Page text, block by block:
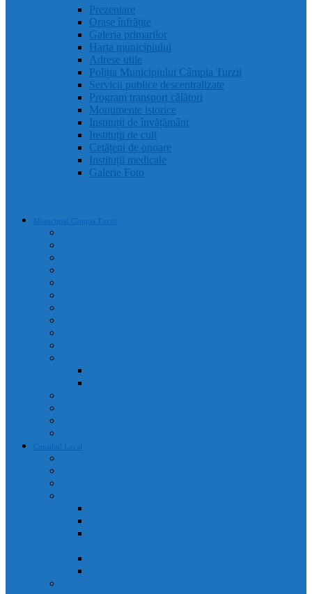
Prezentare
Orașe înfrățite
Galeria primarilor
Harta municipiului
Adrese utile
Poliția Municipiului Câmpia Turzii
Servicii publice descentralizate
Program transport călători
Monumente istorice
Instituții de învățământ
Instituții de cult
Cetățeni de onoare
Instituții medicale
Galerie Foto
Municipiul Câmpia Turzii
Consiliul Local